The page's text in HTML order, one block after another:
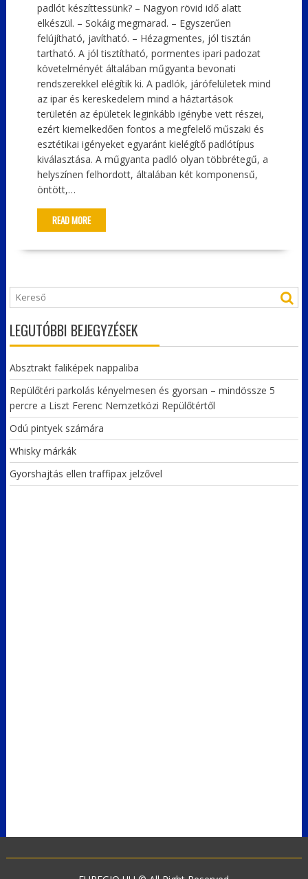
padlót készíttessünk? – Nagyon rövid idő alatt
elkészül. – Sokáig megmarad. – Egyszerűen
felújítható, javítható. – Hézagmentes, jól tisztán
tartható. A jól tisztítható, pormentes ipari padozat
követelményét általában műgyanta bevonati
rendszerekkel elégítik ki. A padlók, járófelületek mind
az ipar és kereskedelem mind a háztartások
területén az épületek leginkább igénybe vett részei,
ezért kiemelkedően fontos a megfelelő műszaki és
esztétikai igényeket egyaránt kielégítő padlótípus
kiválasztása. A műgyanta padló olyan többrétegű, a
helyszínen felhordott, általában két komponensű,
öntött,…
READ MORE
LEGUTÓBBI BEJEGYZÉSEK
Absztrakt faliképek nappaliba
Repülőtéri parkolás kényelmesen és gyorsan – mindössze 5
percre a Liszt Ferenc Nemzetközi Repülőtértől
Odú pintyek számára
Whisky márkák
Gyorshajtás ellen traffipax jelzővel